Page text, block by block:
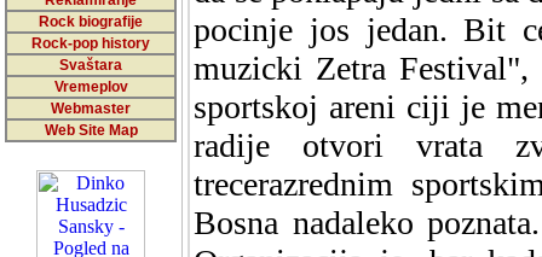
Rock biografije
Rock-pop history
Svaštara
Vremeplov
Webmaster
Web Site Map
pocinje jos jedan. Bit
muzicki Zetra
sportskoj areni ciji je
radije otvori vrata
trecerazrednim
Bosna nadaleko